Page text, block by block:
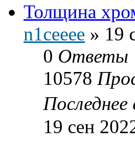
Толщина
n1ceeee » 19
0 Ответы
10578
19 сен